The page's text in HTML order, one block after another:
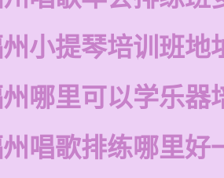
小提琴培训班地
哪里可以学乐器
唱歌排练哪里好